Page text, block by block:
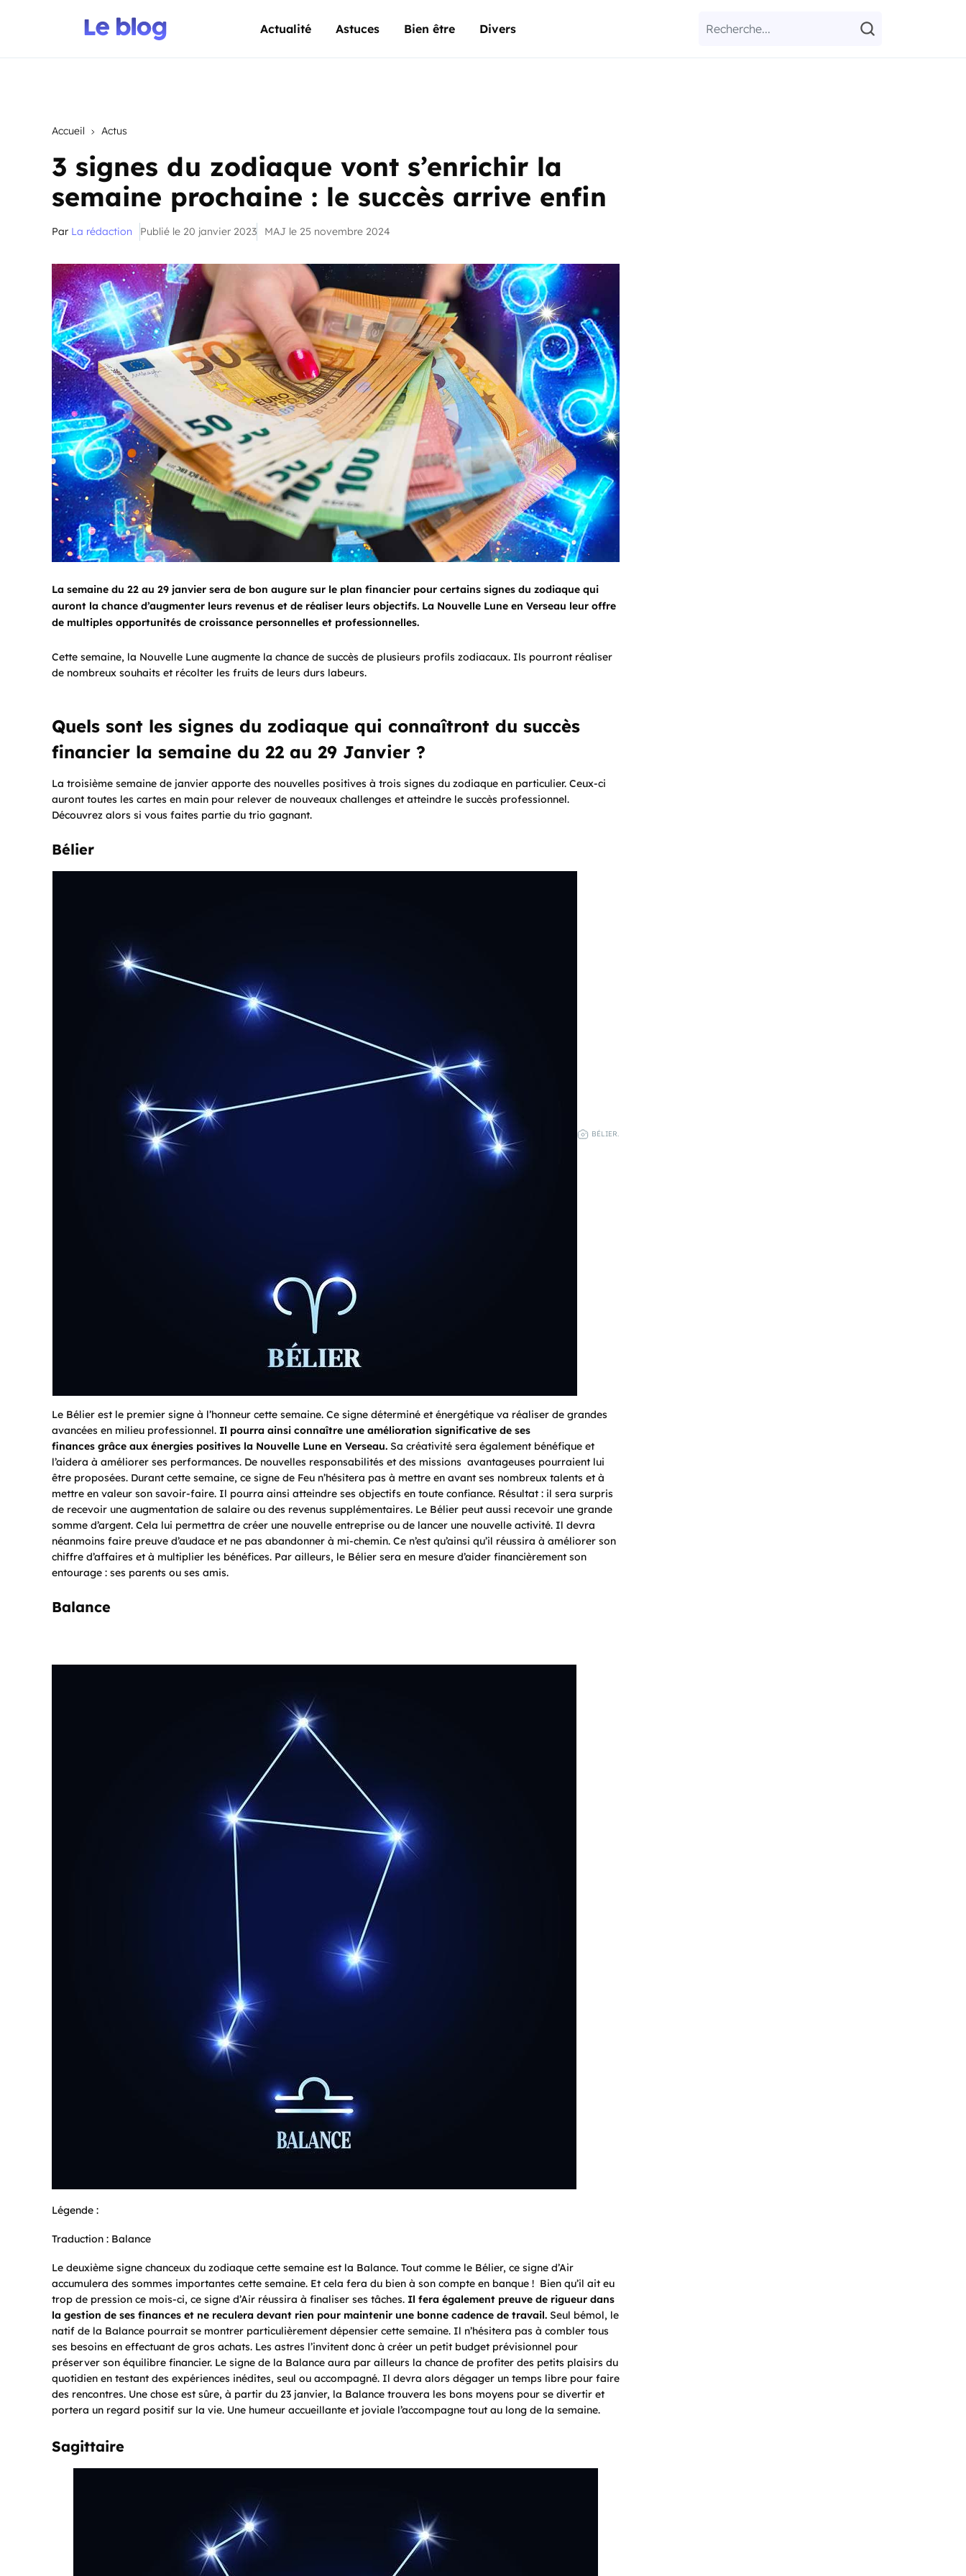
Actualité Astuces Bien être Divers
Accueil Actus
3 signes du zodiaque vont s’enrichir la
semaine prochaine : le succès arrive enfin
Par La rédaction Publié le 20 janvier 2023 MAJ le 25 novembre 2024
La semaine du 22 au 29 janvier sera de bon augure sur le plan financier pour certains signes du zodiaque qui
auront la chance d’augmenter leurs revenus et de réaliser leurs objectifs. La Nouvelle Lune en Verseau leur offre
de multiples opportunités de croissance personnelles et professionnelles.
Cette semaine, la Nouvelle Lune augmente la chance de succès de plusieurs profils zodiacaux. Ils pourront réaliser
de nombreux souhaits et récolter les fruits de leurs durs labeurs.
Quels sont les signes du zodiaque qui connaîtront du succès
financier la semaine du 22 au 29 Janvier ?
La troisième semaine de janvier apporte des nouvelles positives à trois signes du zodiaque en particulier. Ceux-ci
auront toutes les cartes en main pour relever de nouveaux challenges et atteindre le succès professionnel.
Découvrez alors si vous faites partie du trio gagnant.
Bélier
BÉLIER.
Le Bélier est le premier signe à l’honneur cette semaine. Ce signe déterminé et énergétique va réaliser de grandes
avancées en milieu professionnel. Il pourra ainsi connaître une amélioration significative de ses
finances grâce aux énergies positives la Nouvelle Lune en Verseau. Sa créativité sera également bénéfique et
l’aidera à améliorer ses performances. De nouvelles responsabilités et des missions avantageuses pourraient lui
être proposées. Durant cette semaine, ce signe de Feu n’hésitera pas à mettre en avant ses nombreux talents et à
mettre en valeur son savoir-faire. Il pourra ainsi atteindre ses objectifs en toute confiance. Résultat : il sera surpris
de recevoir une augmentation de salaire ou des revenus supplémentaires. Le Bélier peut aussi recevoir une grande
somme d’argent. Cela lui permettra de créer une nouvelle entreprise ou de lancer une nouvelle activité. Il devra
néanmoins faire preuve d’audace et ne pas abandonner à mi-chemin. Ce n’est qu’ainsi qu’il réussira à améliorer son
chiffre d’affaires et à multiplier les bénéfices. Par ailleurs, le Bélier sera en mesure d’aider financièrement son
entourage : ses parents ou ses amis.
Balance
Légende :
Traduction : Balance
Le deuxième signe chanceux du zodiaque cette semaine est la Balance. Tout comme le Bélier, ce signe d’Air
accumulera des sommes importantes cette semaine. Et cela fera du bien à son compte en banque ! Bien qu’il ait eu
trop de pression ce mois-ci, ce signe d’Air réussira à finaliser ses tâches. Il fera également preuve de rigueur dans
la gestion de ses finances et ne reculera devant rien pour maintenir une bonne cadence de travail. Seul bémol, le
natif de la Balance pourrait se montrer particulièrement dépensier cette semaine. Il n’hésitera pas à combler tous
ses besoins en effectuant de gros achats. Les astres l’invitent donc à créer un petit budget prévisionnel pour
préserver son équilibre financier. Le signe de la Balance aura par ailleurs la chance de profiter des petits plaisirs du
quotidien en testant des expériences inédites, seul ou accompagné. Il devra alors dégager un temps libre pour faire
des rencontres. Une chose est sûre, à partir du 23 janvier, la Balance trouvera les bons moyens pour se divertir et
portera un regard positif sur la vie. Une humeur accueillante et joviale l’accompagne tout au long de la semaine.
Sagittaire